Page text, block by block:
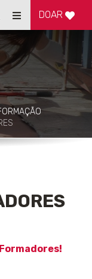
Alternar
de
navegação
DOAR